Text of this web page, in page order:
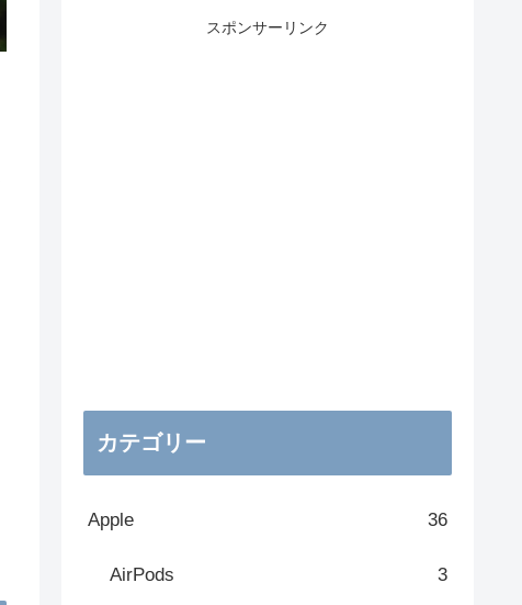
スポンサーリンク
カテゴリー
Apple 36
AirPods 3